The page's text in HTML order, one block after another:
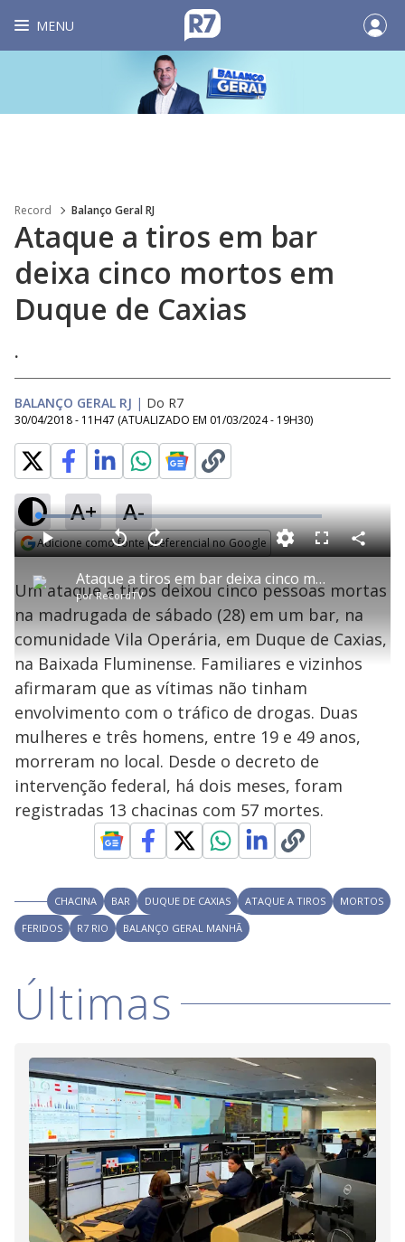
MENU
Record Balanço Geral RJ
Ataque a tiros em bar
deixa cinco mortos em
Duque de Caxias
.
BALANÇO GERAL RJ | Do R7
30/04/2018 - 11H47 (ATUALIZADO EM 01/03/2024 - 19H30)
A+ A-
Adicione como fonte preferencial no Google
P
l
a
y
V
i
d
e
o
Ataque a tiros em bar deixa cinco mortos em Duque de Caxias
porRecordTV
P V
t
a
r
0
e
g
n
d
s
A
n
ç
a
s
e
u
n
M
u
d
o
L
o
a
d
e
1
1
.
5
1
F
l
s
c
e
n
C
o
a
r
i
l
h
a
Um ataque a tiros deixou cinco pessoas mortas
na madrugada de sábado (28) em um bar, na
comunidade Vila Operária, em Duque de Caxias,
na Baixada Fluminense. Familiares e vizinhos
afirmaram que as vítimas não tinham
envolvimento com o tráfico de drogas. Duas
mulheres e três homens, entre 19 e 49 anos,
morreram no local. Desde o decreto de
intervenção federal, há dois meses, foram
registradas 13 chacinas com 57 mortes.
CHACINA BAR DUQUE DE CAXIAS ATAQUE A TIROS
MORTOS
FERIDOS
R7 RIO BALANÇO GERAL MANHÃ
Últimas